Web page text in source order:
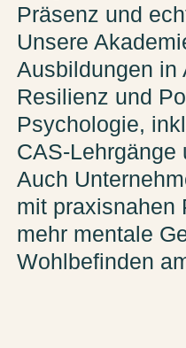
Präsenz und
Unsere
Ausbildungen in
Resilienz und
Psychologie,
CAS-Lehrgänge
Auch
mit praxisnahen
mehr mentale
Wohlbefinden